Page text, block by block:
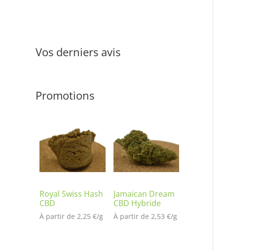
bas
s
ur
no
io
n
cli
Vos derniers avis
Promotions
Royal Swiss Hash
CBD
À partir de 2,25 €/g
Jamaican Dream
CBD Hybride
À partir de 2,53 €/g